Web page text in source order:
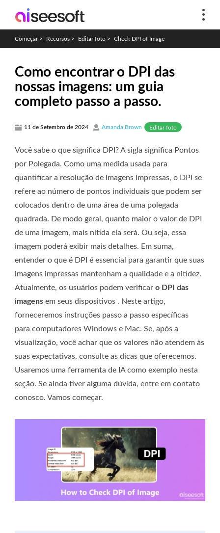
Começar > Recursos > Editar foto > Check DPI of Image
Como encontrar o DPI das
nossas imagens: um guia
completo passo a passo.
11 de Setembro de 2024 Amanda Brown Editar foto
Você sabe o que significa DPI? A sigla significa Pontos
por Polegada. Como uma medida usada para
quantificar a resolução de imagens impressas, o DPI se
refere ao número de pontos individuais que podem ser
colocados dentro de uma área de uma polegada
quadrada. De modo geral, quanto maior o valor de DPI
de uma imagem, mais nítida ela será. Ou seja, essa
imagem poderá exibir mais detalhes. Em suma,
entender o que é DPI é essencial para garantir que suas
imagens impressas mantenham a qualidade e a nitidez.
Atualmente, os usuários podem verificar o DPI das
imagens em seus dispositivos . Neste artigo,
forneceremos instruções passo a passo específicas
para computadores Windows e Mac. Se, após a
visualização, você achar que os valores não atendem às
suas expectativas, consulte as dicas que oferecemos.
Usaremos uma ferramenta de IA como exemplo nesta
seção. Se ainda tiver alguma dúvida, entre em contato
conosco. Vamos começar.